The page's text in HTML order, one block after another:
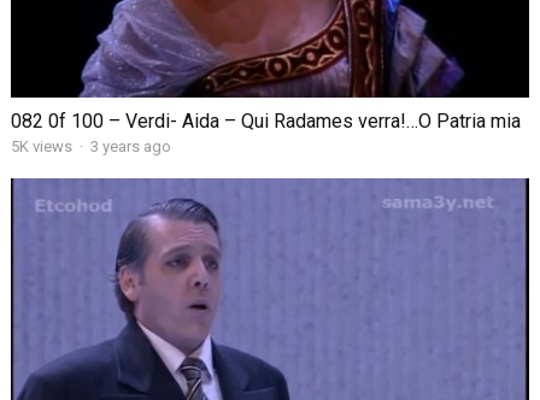
082 0f 100 – Verdi- Aida – Qui Radames verra!…O Patria mia
5K views · 3 years ago